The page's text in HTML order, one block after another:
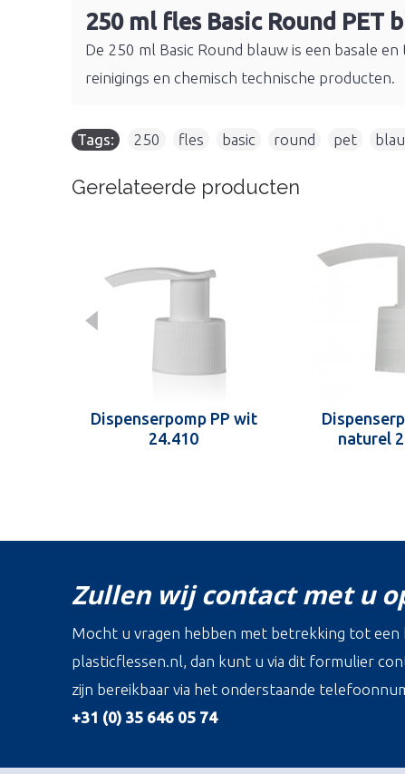
250 ml fles Basic Round PET
De 250 ml Basic Round blauw is een basale
reinigings en chemisch technische producten.
Tags: 250 fles basic round pet
Gerelateerde producten
Dispenserpomp PP wit
24.410
naturel
Zullen wij contact met u
Mocht u vragen hebben met betrekking tot een
plasticflessen.nl, dan kunt u via dit formulier
zijn bereikbaar via het onderstaande
+31 (0) 35 646 05 74